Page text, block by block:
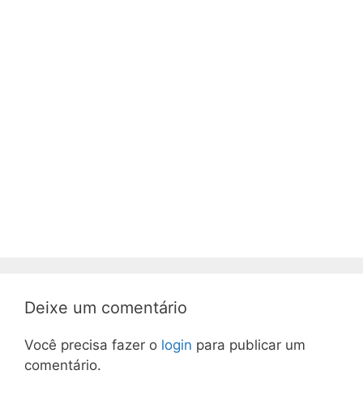
Deixe um comentário
Você precisa fazer o login para publicar um
comentário.